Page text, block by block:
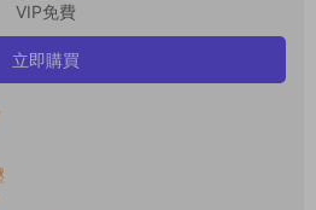
VIP免費
立即購買